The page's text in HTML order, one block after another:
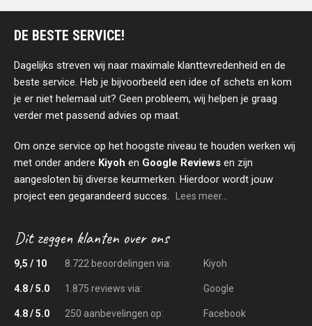
DE BESTE SERVICE!
Dagelijks streven wij naar maximale klanttevredenheid en de
beste service. Heb je bijvoorbeeld een idee of schets en kom
je er niet helemaal uit? Geen probleem, wij helpen je graag
verder met passend advies op maat.
Om onze service op het hoogste niveau te houden werken wij
met onder andere Kiyoh en Google Reviews en zijn
aangesloten bij diverse keurmerken. Hierdoor wordt jouw
project een gegarandeerd succes.
Lees meer...
9,5 / 10 8.722 beoordelingen via: Kiyoh
4.8 / 5.0 1.875 reviews via: Google
4.8 / 5.0 250 aanbevelingen op: Facebook